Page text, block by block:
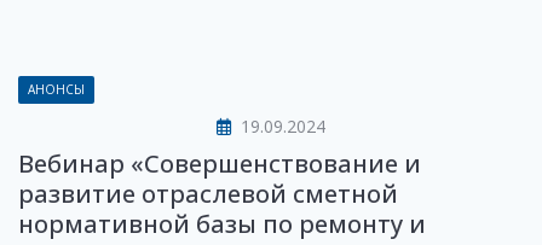
АНОНСЫ
19.09.2024
Вебинар «Совершенствование и
развитие отраслевой сметной
нормативной базы по ремонту и